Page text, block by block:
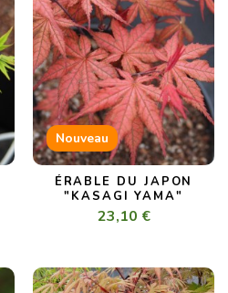
Nouveau
ÉRABLE DU JAPON
"KASAGI YAMA"
23,10 €